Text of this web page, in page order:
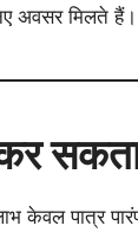
अवसर मिलते हैं।
केवल पात्र